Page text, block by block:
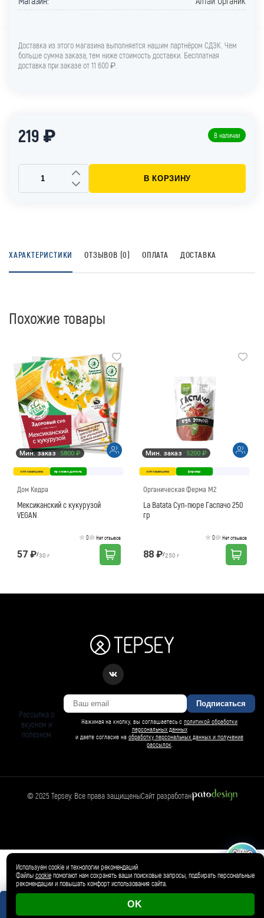
🛍️ Магазин
Товар добавлен в корзину ✓
Доставка из этого магазина выполняется нашим партнёром СДЭК. Чем
больше сумма заказа, тем ниже стоимость доставки. Бесплатная
доставка при заказе от 11 600 ₽.
219 ₽ В наличии
В КОРЗИНУ
ХАРАКТЕРИСТИКИ ОТЗЫВОВ (0) ОПЛАТА ДОСТАВКА
Похожие товары
Мин. заказ 5800 ₽
оптовая цена производитель
Дом Кедра
Мексиканский с кукурузой
VEGAN
0 Нет отзывов
57 ₽/30 г
Мин. заказ 5200 ₽
оптовая цена фермер
Органическая Ферма М2
La Batata Суп-пюре Гаспачо 250
гр
0 Нет отзывов
88 ₽/250 г
Рассылка о
вкусном и
полезном
Подписаться
Нажимая на кнопку, вы соглашаетесь с политикой обработки
персональных данных
и даете согласие на обработку персональных данных и получение
рассылок
© 2025 Tepsey. Все права защищеныСайт разработан
Используем cookie и технологии рекомендаций
Файлы cookieпомогают нам сохранять ваши поисковые запросы, подбирать персональные
рекомендации и повышать комфорт использования сайта.
OK
БАРСИ ИИ